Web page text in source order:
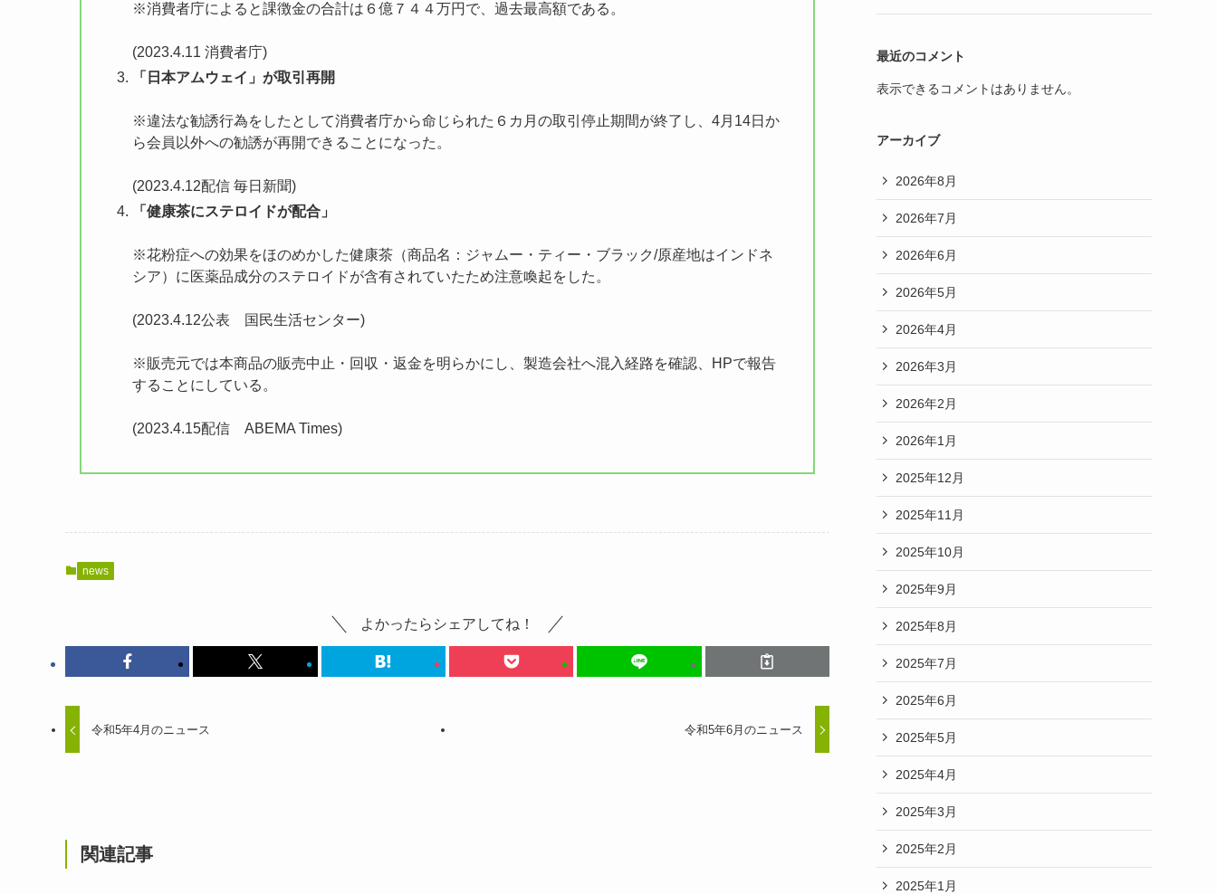
※消費者庁によると課徴金の合計は６億７４４万円で、過去最高額である。
(2023.4.11 消費者庁)
「日本アムウェイ」が取引再開
※違法な勧誘行為をしたとして消費者庁から命じられた６カ月の取引停止期間が終了し、4月14日か
ら会員以外への勧誘が再開できることになった。
(2023.4.12配信 毎日新聞)
「健康茶にステロイドが配合」
※花粉症への効果をほのめかした健康茶（商品名：ジャムー・ティー・ブラック/原産地はインドネ
シア）に医薬品成分のステロイドが含有されていたため注意喚起をした。
(2023.4.12公表 国民生活センター)
※販売元では本商品の販売中止・回収・返金を明らかにし、製造会社へ混入経路を確認、HPで報告
することにしている。
(2023.4.15配信 ABEMA Times)
news
よかったらシェアしてね！
令和5年4月のニュース 令和5年6月のニュース
関連記事
最近のコメント
表示できるコメントはありません。
アーカイブ
2026年8月
2026年7月
2026年6月
2026年5月
2026年4月
2026年3月
2026年2月
2026年1月
2025年12月
2025年11月
2025年10月
2025年9月
2025年8月
2025年7月
2025年6月
2025年5月
2025年4月
2025年3月
2025年2月
2025年1月